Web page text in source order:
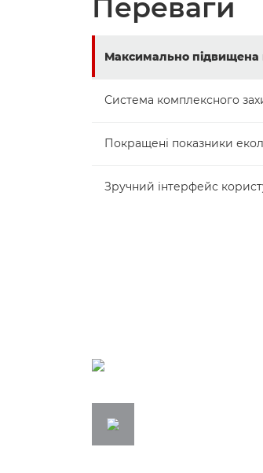
Переваги
Максимально підвищена
Система комплексного
Покращені показники
Зручний інтерфейс